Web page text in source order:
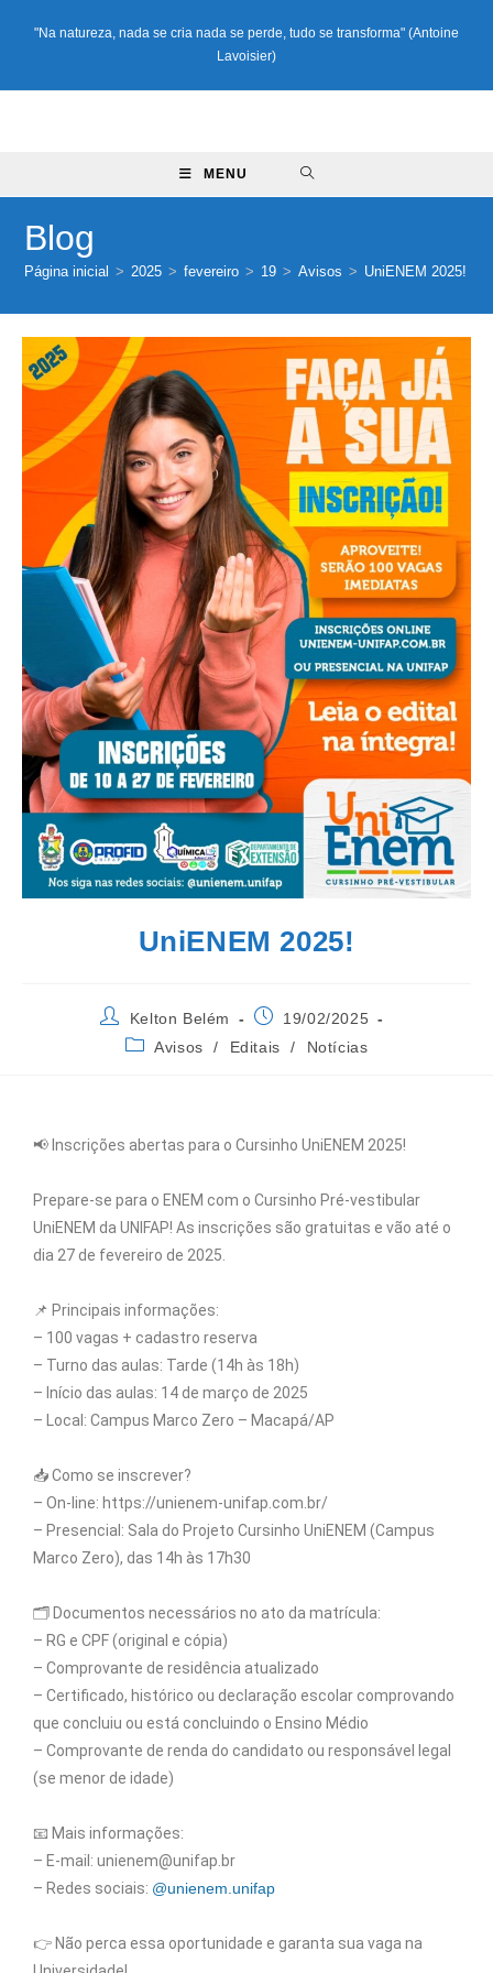
"Na natureza, nada se cria nada se perde, tudo se transforma" (Antoine
Lavoisier)
MENU
Blog
Página inicial > 2025 > fevereiro > 19 > Avisos > UniENEM 2025!
UniENEM 2025!
Kelton Belém
19/02/2025
Avisos
/ Editais / Notícias
📢 Inscrições abertas para o Cursinho UniENEM 2025!
Prepare-se para o ENEM com o Cursinho Pré-vestibular
UniENEM da UNIFAP! As inscrições são gratuitas e vão até o
dia 27 de fevereiro de 2025.
📌 Principais informações:
– 100 vagas + cadastro reserva
– Turno das aulas: Tarde (14h às 18h)
– Início das aulas: 14 de março de 2025
– Local: Campus Marco Zero – Macapá/AP
📥 Como se inscrever?
– On-line: https://unienem-unifap.com.br/
– Presencial: Sala do Projeto Cursinho UniENEM (Campus
Marco Zero), das 14h às 17h30
🗂️ Documentos necessários no ato da matrícula:
– RG e CPF (original e cópia)
– Comprovante de residência atualizado
– Certificado, histórico ou declaração escolar comprovando
que concluiu ou está concluindo o Ensino Médio
– Comprovante de renda do candidato ou responsável legal
(se menor de idade)
📧 Mais informações:
– E-mail: unienem@unifap.br
– Redes sociais: @unienem.unifap
👉 Não perca essa oportunidade e garanta sua vaga na